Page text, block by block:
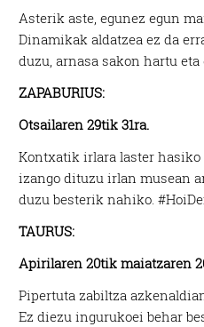
Asterik aste, egunez egun
Dinamikak aldatzea ez da
duzu, arnasa sakon hartu
ZAPABURIUS:
Otsailaren 29tik 31ra.
Kontxatik irlara laster hasiko
izango dituzu irlan musean
duzu besterik nahiko.
TAURUS:
Apirilaren 20tik maiatzaren
Pipertuta zabiltza
Ez diezu ingurukoei behar